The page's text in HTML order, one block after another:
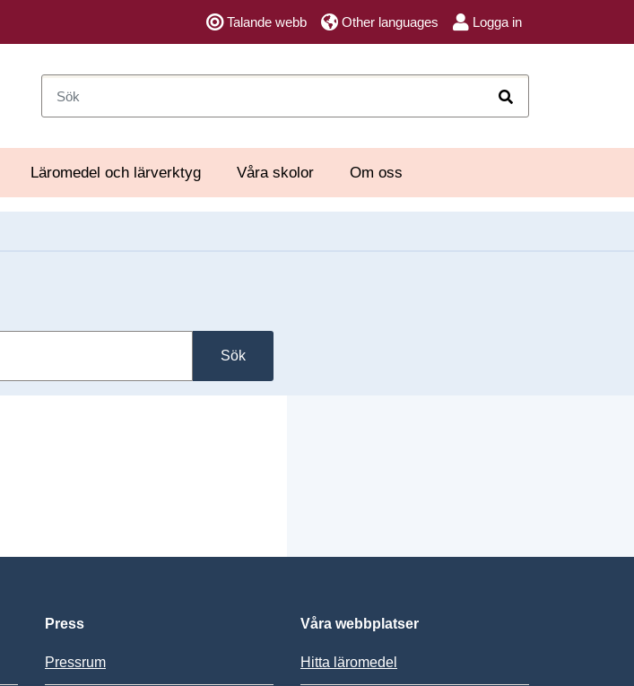
Talande webb Other languages Logga in
Läromedel och lärverktyg Våra skolor Om oss
Sök
Press
Pressrum
Våra webbplatser
Hitta läromedel